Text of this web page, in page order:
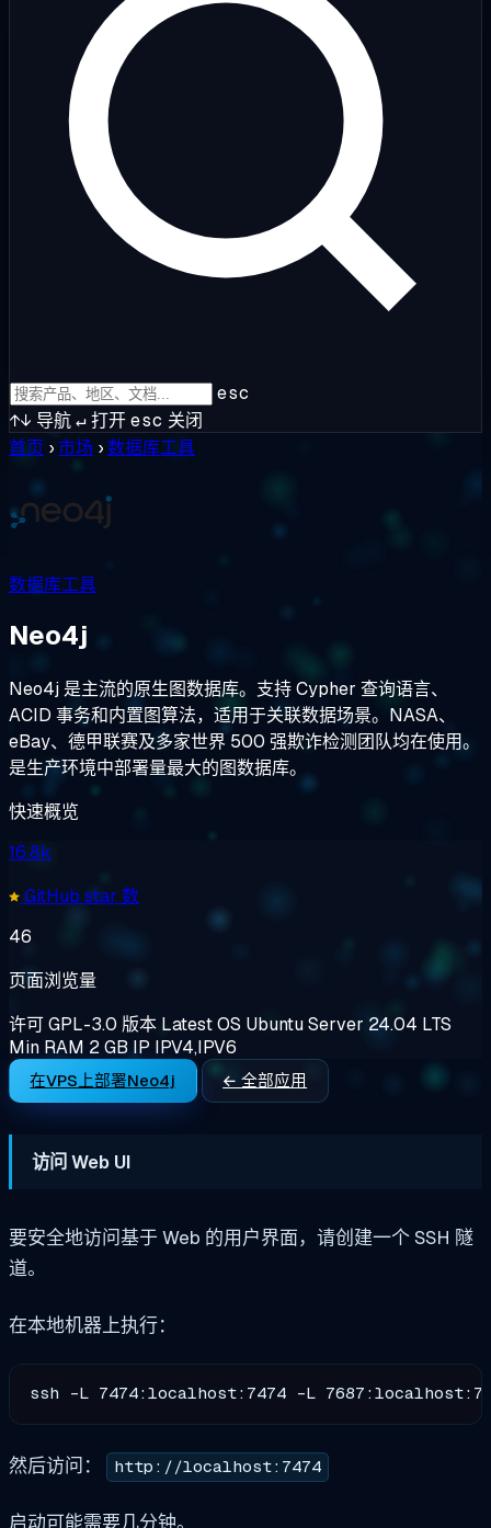
esc
↑↓ 导航↵打开esc 关闭
首页 ›市场 ›数据库工具
数据库工具
Neo4j
Neo4j 是主流的原生图数据库。支持 Cypher 查询语言、
ACID 事务和内置图算法，适用于关联数据场景。NASA、
eBay、德甲联赛及多家世界 500 强欺诈检测团队均在使用。
是生产环境中部署量最大的图数据库。
快速概览
16.8k
GitHub star 数
46
页面浏览量
许可GPL-3.0 版本 LatestOS Ubuntu Server 24.04 LTS
Min RAM 2 GB IP IPV4,IPV6
在VPS上部署Neo4j ← 全部应用
访问 Web UI
要安全地访问基于 Web 的用户界面，请创建一个 SSH 隧
道。
在本地机器上执行：
然后访问： http://localhost:7474
启动可能需要几分钟。